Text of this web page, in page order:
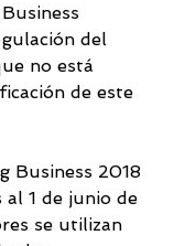
del
no está
de este
Business 2018
al 1 de junio de
se utilizan